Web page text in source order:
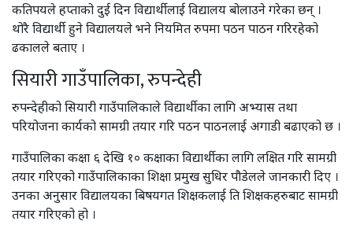
कतिपयले हप्ताको दुई दिन विद्यार्थीलाई विद्यालय बोलाउने गरेका छन् ।
थोरै विद्यार्थी हुने विद्यालयले भने नियमित रुपमा पठन पाठन गरिरहेको
ढकालले बताए ।
सियारी गाउँपालिका, रुपन्देही
रुपन्देहीको सियारी गाउँपालिकाले विद्यार्थीका लागि अभ्यास तथा
परियोजना कार्यको सामग्री तयार गरि पठन पाठनलाई अगाडी बढाएको छ ।
गाउँपालिका कक्षा ६ देखि १० कक्षाका विद्यार्थीका लागि लक्षित गरि सामग्री
तयार गरिएको गाउँपालिकाका शिक्षा प्रमुख सुधिर पौडेलले जानकारी दिए ।
उनका अनुसार विद्यालयका बिषयगत शिक्षकलाई ति शिक्षकहरुबाट सामग्री
तयार गरिएको हो ।